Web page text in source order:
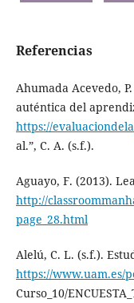
Referencias
Ahumada Acevedo,
auténtica del
https://
al.”, C. A. (s.f.).
Aguayo, F. (2013).
http://
page_28.html
Alelú, C. L. (s.f.).
https://www.uam.es/
Curso_10/